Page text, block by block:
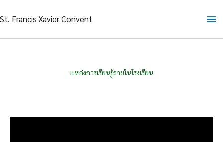
to
St. Francis Xavier Convent
แหล่งการเรียนรู้ภายในโรงเรียน